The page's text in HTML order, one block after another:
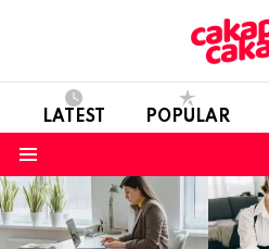
LATEST POPULAR
LATEST
STORIES